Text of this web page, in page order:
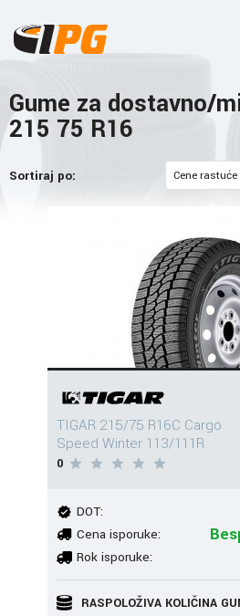
Gume za dostavno/
215 75 R16
Sortiraj po:
TIGAR 215/75 R16C Cargo
Speed Winter 113/111R
0
DOT:
Cena isporuke:
Rok isporuke:
RASPOLOŽIVA KOLIČINA